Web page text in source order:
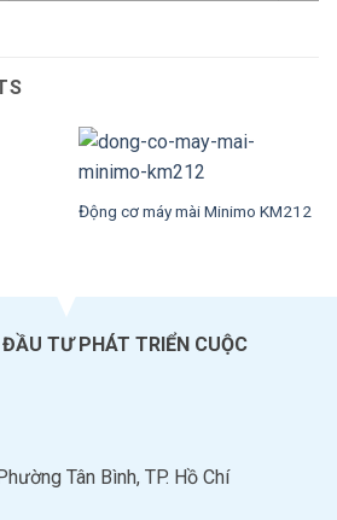
Động cơ máy mài Minimo KM212
TƯ PHÁT TRIỂN CUỘC
Tân Bình, TP. Hồ Chí